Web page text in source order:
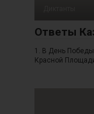
Ответы
1. В День
Красной